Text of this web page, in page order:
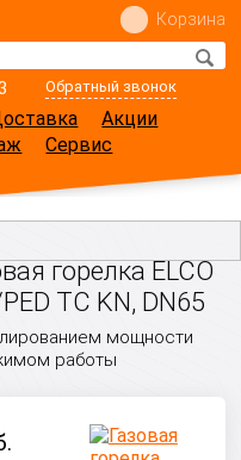
Обратный звонок
Корзина
Акции
Сервис
горелка ELCO
TC KN, DN65
мощности
работы